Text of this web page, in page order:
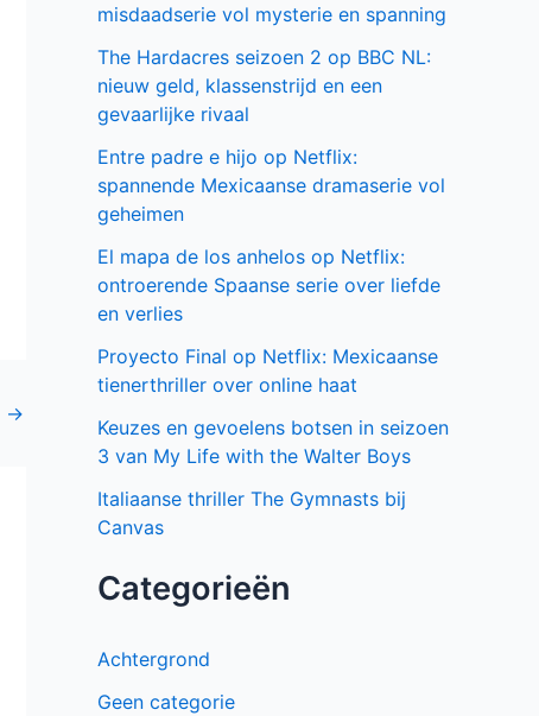
→
misdaadserie vol mysterie en spanning
The Hardacres seizoen 2 op BBC NL:
nieuw geld, klassenstrijd en een
gevaarlijke rivaal
Entre padre e hijo op Netflix:
spannende Mexicaanse dramaserie vol
geheimen
El mapa de los anhelos op Netflix:
ontroerende Spaanse serie over liefde
en verlies
Proyecto Final op Netflix: Mexicaanse
tienerthriller over online haat
Keuzes en gevoelens botsen in seizoen
3 van My Life with the Walter Boys
Italiaanse thriller The Gymnasts bij
Canvas
Categorieën
Achtergrond
Geen categorie